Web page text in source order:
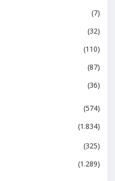
(7)
(32)
(110)
(87)
(36)
(574)
(1.834)
(325)
(1.289)